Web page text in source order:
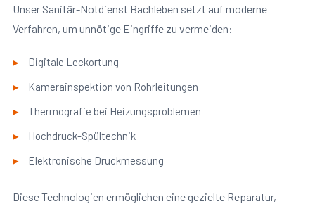
Unser Sanitär-Notdienst Bachleben setzt auf moderne
Verfahren, um unnötige Eingriffe zu vermeiden:
Digitale Leckortung
Kamerainspektion von Rohrleitungen
Thermografie bei Heizungsproblemen
Hochdruck-Spültechnik
Elektronische Druckmessung
Diese Technologien ermöglichen eine gezielte Reparatur,